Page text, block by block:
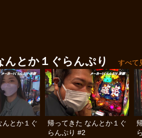
んとか１ぐらんぷり
すべて
んとか１ぐ
帰ってきた なんとか１ぐ
らんぷり #2